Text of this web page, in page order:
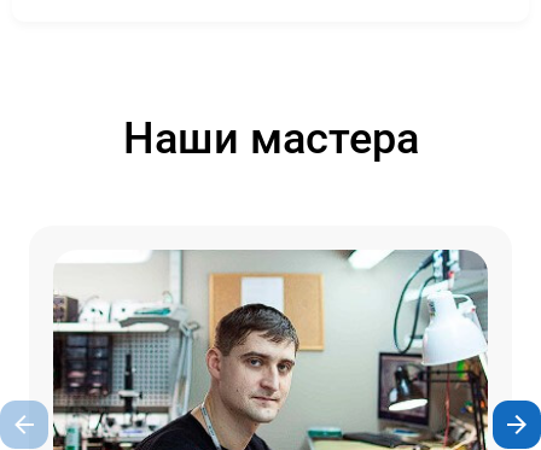
Наши мастера